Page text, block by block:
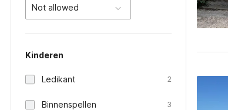
Not allowed
Kinderen
Ledikant 2
Binnenspellen 3